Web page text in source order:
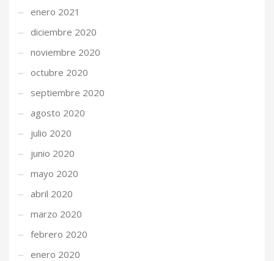
enero 2021
diciembre 2020
noviembre 2020
octubre 2020
septiembre 2020
agosto 2020
julio 2020
junio 2020
mayo 2020
abril 2020
marzo 2020
febrero 2020
enero 2020